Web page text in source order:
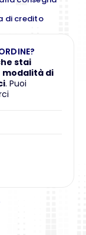
di credito
stai
modalità di
. Puoi